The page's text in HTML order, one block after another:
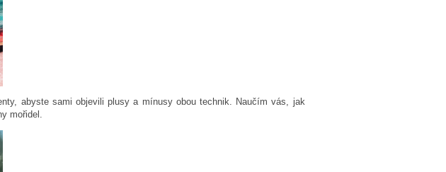
abyste sami objevili plusy a mínusy obou technik. Naučím vás, jak
mořidel.